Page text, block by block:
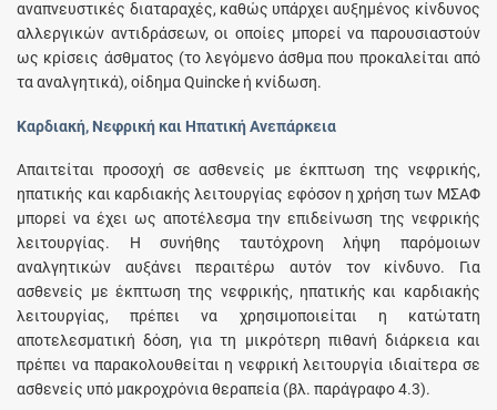
αναπνευστικές διαταραχές, καθώς υπάρχει αυξημένος κίνδυνος
αλλεργικών αντιδράσεων, οι οποίες μπορεί να παρουσιαστούν
ως κρίσεις άσθματος (το λεγόμενο άσθμα που προκαλείται από
τα αναλγητικά), οίδημα Quincke ή κνίδωση.
Καρδιακή, Νεφρική και Ηπατική Ανεπάρκεια
Απαιτείται προσοχή σε ασθενείς με έκπτωση της νεφρικής,
ηπατικής και καρδιακής λειτουργίας εφόσον η χρήση των ΜΣΑΦ
μπορεί να έχει ως αποτέλεσμα την επιδείνωση της νεφρικής
λειτουργίας. Η συνήθης ταυτόχρονη λήψη παρόμοιων
αναλγητικών αυξάνει περαιτέρω αυτόν τον κίνδυνο. Για
ασθενείς με έκπτωση της νεφρικής, ηπατικής και καρδιακής
λειτουργίας, πρέπει να χρησιμοποιείται η κατώτατη
αποτελεσματική δόση, για τη μικρότερη πιθανή διάρκεια και
πρέπει να παρακολουθείται η νεφρική λειτουργία ιδιαίτερα σε
ασθενείς υπό μακροχρόνια θεραπεία (βλ. παράγραφο 4.3).